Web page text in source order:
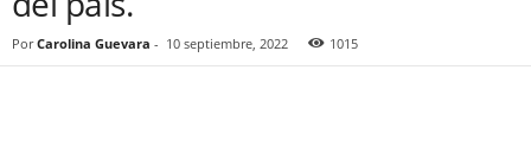
Por Carolina Guevara - 10 septiembre, 2022 1015